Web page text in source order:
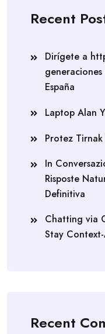
Recent
Dirígete a
España
Laptop Alan
Protez
In
Risposte
Definitiva
Chatting via
Stay
Recent